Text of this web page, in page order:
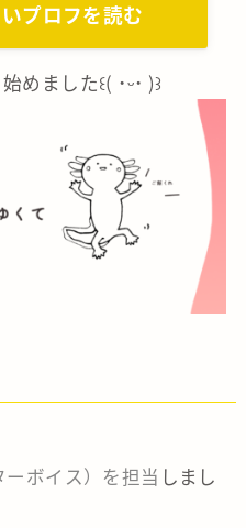
プロフを読む
ました꒰( ˙ᵕ‎˙ )꒱
ボイス）を担当 しまし